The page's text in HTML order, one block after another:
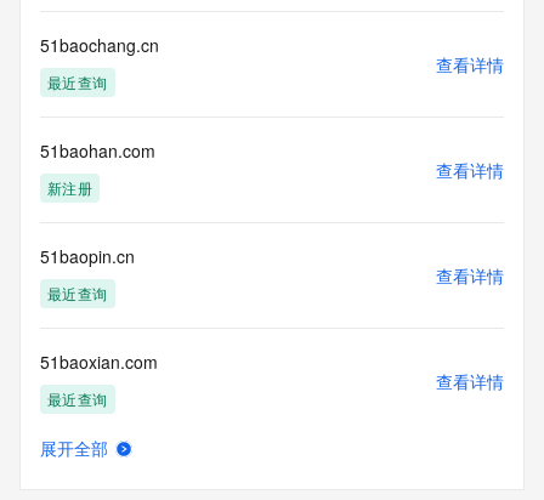
51baochang.cn
最近查询
查看详情
51baohan.com
新注册
查看详情
51baopin.cn
最近查询
查看详情
51baoxian.com
最近查询
查看详情
展开全部